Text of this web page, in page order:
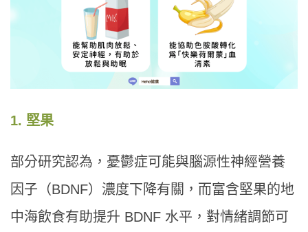
1. 堅果
部分研究認為，憂鬱症可能與腦源性神經營養
因子（BDNF）濃度下降有關，而富含堅果的地
中海飲食有助提升 BDNF 水平，對情緒調節可